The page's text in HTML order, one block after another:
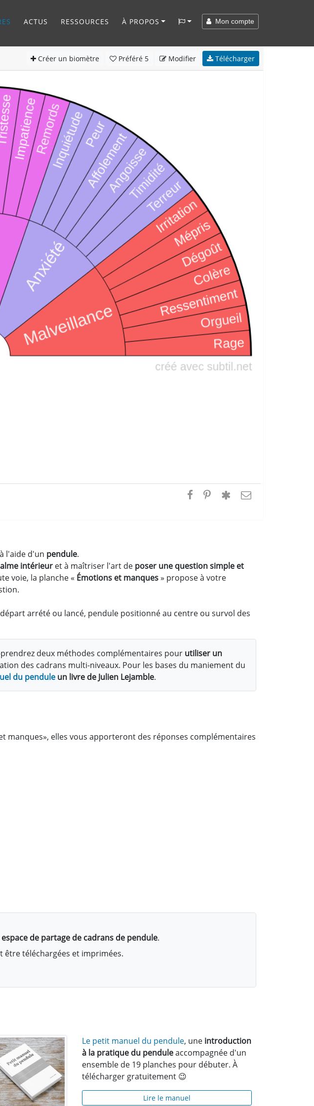
ACTUS RESSOURCES À PROPOS Mon compte
Créer un biomètre Préféré 5 Modifier Télécharger
l'aide d'un pendule.
intérieur et à maîtriser l'art de poser une question simple et
voie, la planche « Émotions et manques» propose à votre
arrété ou lancé, pendule positionné au centre ou survol des
deux méthodes complémentaires pour utiliser un
des cadrans multi-niveaux. Pour les bases du maniement du
du pendule un livre de Julien Lejamble.
manques», elles vous apporteront des réponses complémentaires
espace de partage de cadrans de pendule.
être téléchargées et imprimées.
Le petit manuel du pendule, une introduction
à la pratique du penduleaccompagnée d'un
ensemble de 19 planches pour débuter. À
télécharger gratuitement 😉
Lire le manuel